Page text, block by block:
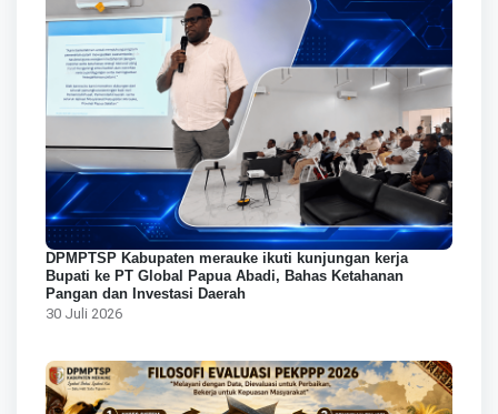
DPMPTSP Kabupaten merauke ikuti kunjungan kerja
Bupati ke PT Global Papua Abadi, Bahas Ketahanan
Pangan dan Investasi Daerah
30 Juli 2026